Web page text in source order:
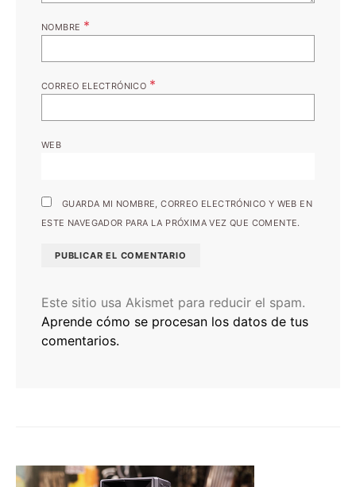
NOMBRE *
CORREO ELECTRÓNICO *
WEB
GUARDA MI NOMBRE, CORREO ELECTRÓNICO Y WEB EN
ESTE NAVEGADOR PARA LA PRÓXIMA VEZ QUE COMENTE.
Este sitio usa Akismet para reducir el spam.
Aprende cómo se procesan los datos de tus
comentarios.